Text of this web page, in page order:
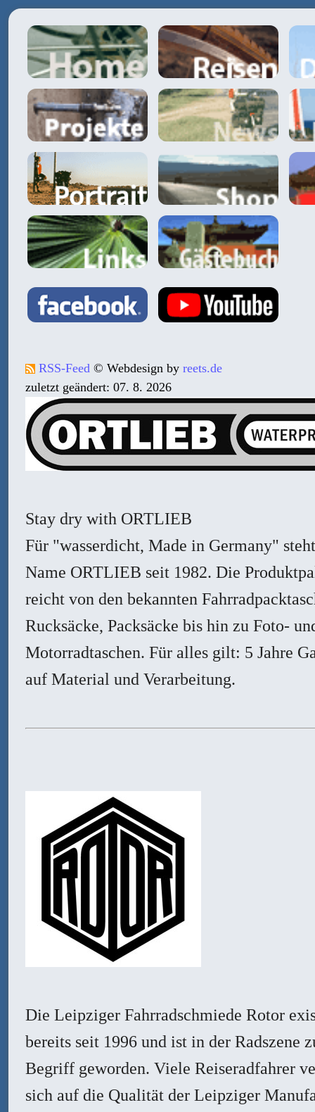
RSS-Feed © Webdesign by reets.de
zuletzt geändert: 07. 8. 2026
Stay dry with ORTLIEB
Für "wasserdicht, Made in Germany"
Name ORTLIEB seit 1982. Die
reicht von den bekannten
Rucksäcke, Packsäcke bis hin zu Foto-
Motorradtaschen. Für alles gilt: 5 Jahre
auf Material und Verarbeitung.
Die Leipziger Fahrradschmiede Rotor
bereits seit 1996 und ist in der Radszene
Begriff geworden. Viele Reiseradfahrer
sich auf die Qualität der Leipziger